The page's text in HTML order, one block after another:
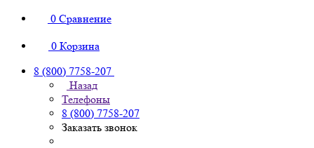
0 Сравнение
0 Корзина
8 (800) 7758-207
Назад
Телефоны
8 (800) 7758-207
Заказать звонок